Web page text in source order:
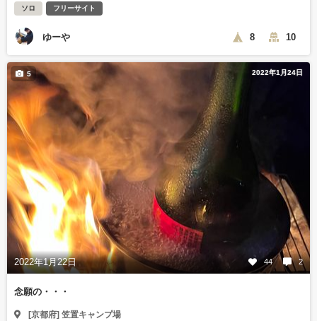
ソロ フリーサイト
ゆーや 8 10
2022年1月24日
2022年1月22日 44 2
5
念願の・・・
[京都府] 笠置キャンプ場